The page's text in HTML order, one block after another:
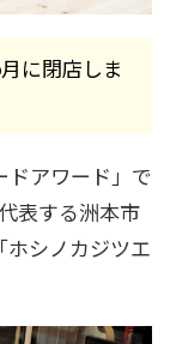
に閉店しま
ドアワード」で
表する洲本市
シノカジツエ